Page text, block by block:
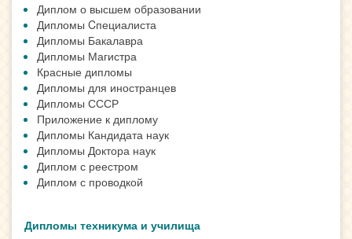
Диплом о высшем образовании
Дипломы Cпециалиста
Дипломы Бакалавра
Дипломы Магистра
Красные дипломы
Дипломы для иностранцев
Дипломы СССР
Приложение к диплому
Дипломы Кандидата наук
Дипломы Доктора наук
Диплом с реестром
Диплом с проводкой
Дипломы техникума и училища